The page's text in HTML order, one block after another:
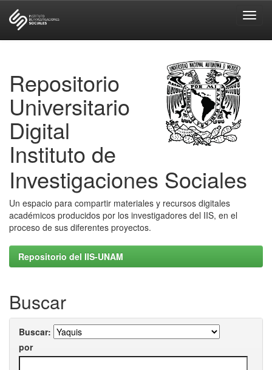
Repositorio
Universitario
Digital
Instituto de
Investigaciones Sociales
Un espacio para compartir materiales y recursos digitales
académicos producidos por los investigadores del IIS, en el
proceso de sus diferentes proyectos.
Repositorio del IIS-UNAM
Buscar
Buscar:
por